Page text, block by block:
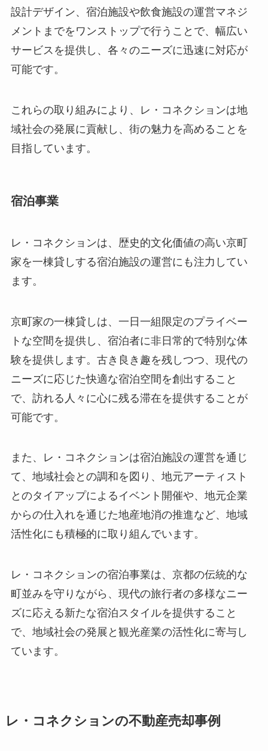
設計デザイン、宿泊施設や飲食施設の運営マネジ
メントまでをワンストップで行うことで、幅広い
サービスを提供し、各々のニーズに迅速に対応が
可能です。
これらの取り組みにより、レ・コネクションは地
域社会の発展に貢献し、街の魅力を高めることを
目指しています。
宿泊事業
レ・コネクションは、歴史的文化価値の高い京町
家を一棟貸しする宿泊施設の運営にも注力してい
ます。
京町家の一棟貸しは、一日一組限定のプライベー
トな空間を提供し、宿泊者に非日常的で特別な体
験を提供します。古き良き趣を残しつつ、現代の
ニーズに応じた快適な宿泊空間を創出すること
で、訪れる人々に心に残る滞在を提供することが
可能です。
また、レ・コネクションは宿泊施設の運営を通じ
て、地域社会との調和を図り、地元アーティスト
とのタイアップによるイベント開催や、地元企業
からの仕入れを通じた地産地消の推進など、地域
活性化にも積極的に取り組んでいます。
レ・コネクションの宿泊事業は、京都の伝統的な
町並みを守りながら、現代の旅行者の多様なニー
ズに応える新たな宿泊スタイルを提供すること
で、地域社会の発展と観光産業の活性化に寄与し
ています。
レ・コネクションの不動産売却事例